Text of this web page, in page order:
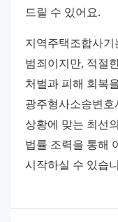
드릴 수 있어요.
지역주택조합사
범죄이지만, 적절
처벌과 피해 회복
광주형사소송변호
상황에 맞는 최선
법률 조력을 통해
시작하실 수 있습